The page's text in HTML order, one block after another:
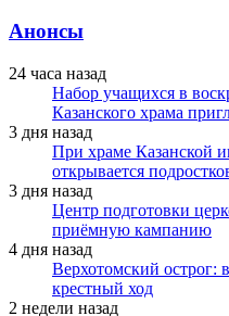
Анонсы
24 часа назад
Набор учащихся в
Казанского храма
3 дня назад
При храме Казанской
открывается
3 дня назад
Центр подготовки
приёмную кампанию
4 дня назад
Верхотомский острог:
крестный ход
2 недели назад